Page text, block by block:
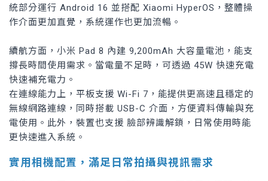
統部分運行 Android 16 並搭配 Xiaomi HyperOS，整體操
作介面更加直覺，系統運作也更加流暢。
續航方面，小米 Pad 8 內建 9,200mAh 大容量電池，能支
撐長時間使用需求。當電量不足時，可透過 45W 快速充電
快速補充電力。
在連線能力上，平板支援 Wi-Fi 7，能提供更高速且穩定的
無線網路連線，同時搭載 USB-C 介面，方便資料傳輸與充
電使用。此外，裝置也支援 臉部辨識解鎖，日常使用時能
更快速進入系統。
實用相機配置，滿足日常拍攝與視訊需求